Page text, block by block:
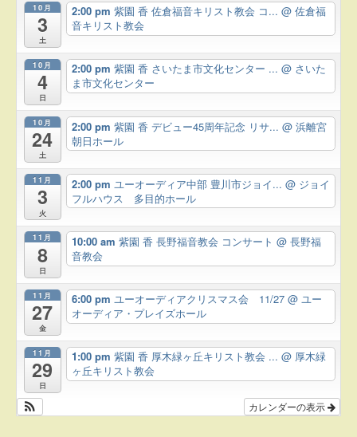
10月
3
土
2:00 pm 紫園 香 佐倉福音キリスト教会 コ... @ 佐倉福
音キリスト教会
10月
4
日
2:00 pm 紫園 香 さいたま市文化センター ... @ さいた
ま市文化センター
10月
24
土
2:00 pm 紫園 香 デビュー45周年記念 リサ... @ 浜離宮
朝日ホール
11月
3
火
2:00 pm ユーオーディア中部 豊川市ジョイ... @ ジョイ
フルハウス 多目的ホール
11月
8
日
10:00 am 紫園 香 長野福音教会 コンサート @ 長野福
音教会
11月
27
金
6:00 pm ユーオーディアクリスマス会 11/27 @ ユー
オーディア・プレイズホール
11月
29
日
1:00 pm 紫園 香 厚木緑ヶ丘キリスト教会 ... @ 厚木緑
ヶ丘キリスト教会
カレンダーの表示